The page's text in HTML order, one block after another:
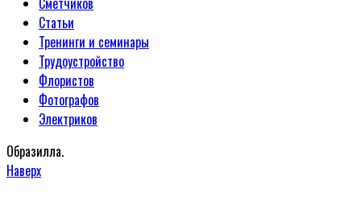
Статьи
Тренинги и семинары
Трудоустройство
Флористов
Фотографов
Электриков
Образилла.
Наверх